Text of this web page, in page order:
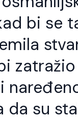
bi se
da su